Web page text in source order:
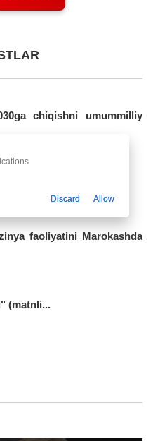
chiqishni umummilliy
faoliyatini Marokashda
(matnli...
Discard Allow